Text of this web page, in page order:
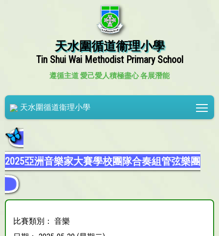
天水圍循道衞理小學
Tin Shui Wai Methodist Primary School
遵循主道 愛己愛人積極盡心 各展潛能
天水圍循道衞理小學
2025亞洲音樂家大賽學校團隊合奏組管弦樂團
比賽類別： 音樂